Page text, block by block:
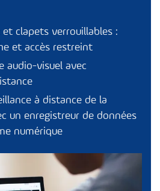
et clapets verrouillables :
et accès restreint
audio-visuel avec
à distance de la
un enregistreur de données
numérique